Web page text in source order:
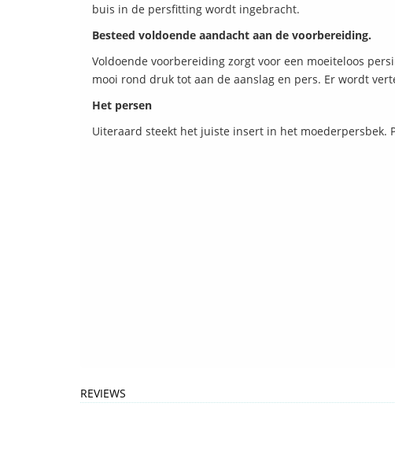
buis in de persfitting wordt ingebracht.
Besteed voldoende aandacht aan de voorbereiding.
Voldoende voorbereiding zorgt voor een moeiteloos
mooi rond druk tot aan de aanslag en pers. Er wordt
Het persen
Uiteraard steekt het juiste insert in het moederpersbek.
REVIEWS